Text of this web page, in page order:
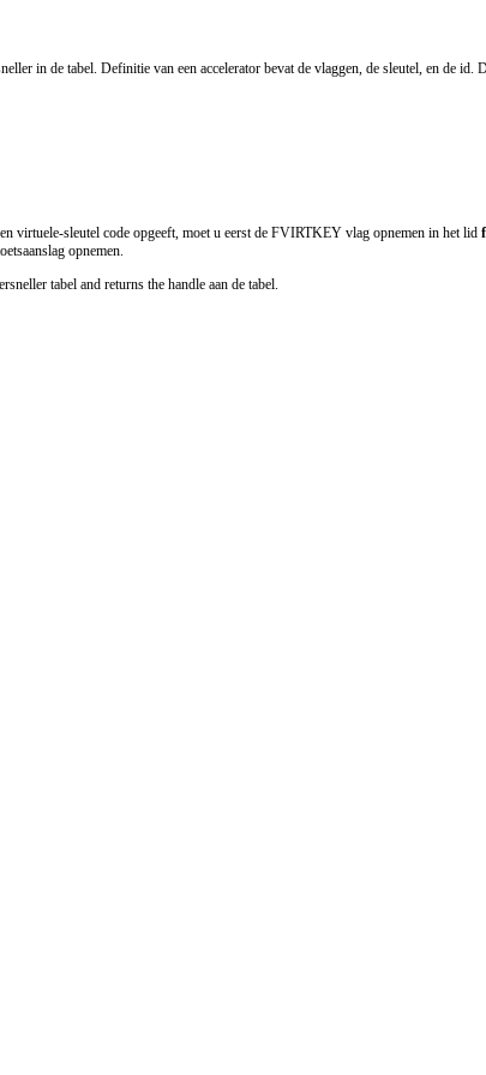
in de tabel. Definitie van een accelerator bevat de vlaggen, de sleutel, en de id.
virtuele-sleutel code opgeeft, moet u eerst de FVIRTKEY vlag opnemen in het lid
opnemen.
tabel and returns the handle aan de tabel.